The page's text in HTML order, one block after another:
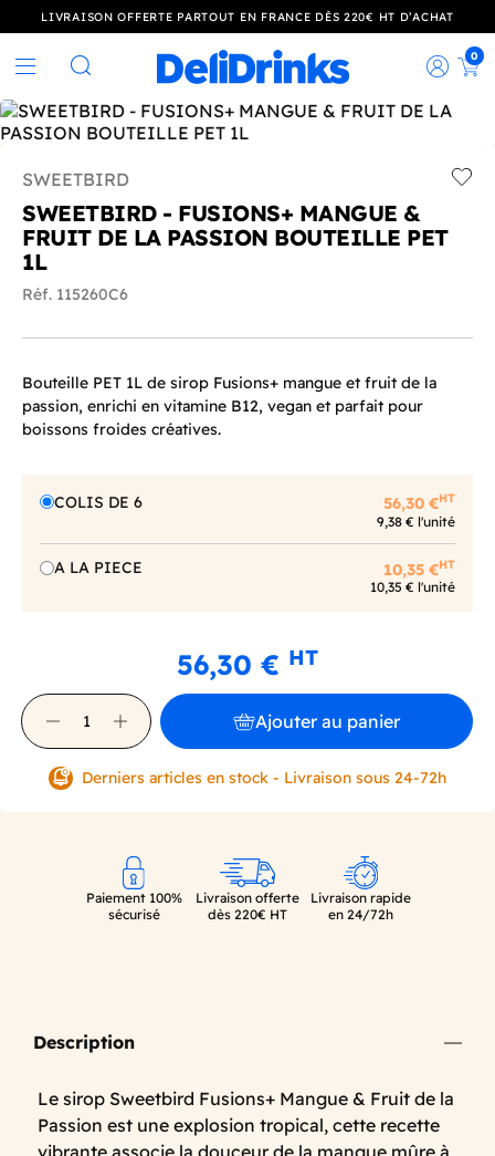
LIVRAISON OFFERTE PARTOUT EN FRANCE DÈS 220€ HT D’ACHAT
Rechercher
0
SWEETBIRD
SWEETBIRD - FUSIONS+ MANGUE &
FRUIT DE LA PASSION BOUTEILLE PET
1L
Réf. 115260C6
Bouteille PET 1L de sirop Fusions+ mangue et fruit de la
passion, enrichi en vitamine B12, vegan et parfait pour
boissons froides créatives.
COLIS DE 6 56,30 €HT
9,38 € l'unité
A LA PIECE 10,35 €HT
10,35 € l'unité
56,30 € HT
Ajouter au panier
Derniers articles en stock - Livraison sous 24-72h
Paiement 100%
sécurisé
Livraison offerte
dès 220€ HT
Livraison rapide
en 24/72h
Description
Le sirop Sweetbird Fusions+ Mangue & Fruit de la
Passion est une explosion tropical, cette recette